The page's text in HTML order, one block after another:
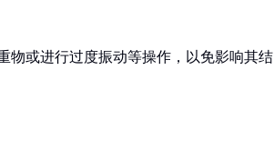
物或进行过度振动等操作，以免影响其结